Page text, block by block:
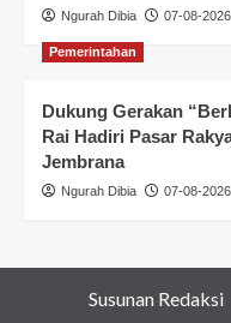
Ngurah Dibia 07-08-2026
Pemerintahan
Dukung Gerakan
Rai Hadiri Pasar
Jembrana
Ngurah Dibia 07-08-2026
Susunan Redaksi